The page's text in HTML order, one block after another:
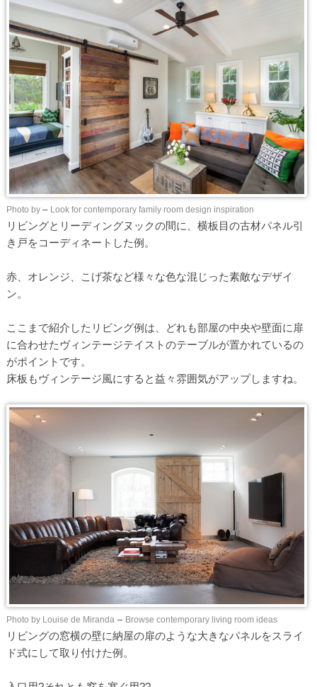
Photo by – Look for contemporary family room design inspiration
リビングとリーディングヌックの間に、横板目の古材パネル引
き戸をコーディネートした例。
赤、オレンジ、こげ茶など様々な色な混じった素敵なデザイ
ン。
ここまで紹介したリビング例は、どれも部屋の中央や壁面に扉
に合わせたヴィンテージテイストのテーブルが置かれているの
がポイントです。
床板もヴィンテージ風にすると益々雰囲気がアップしますね。
Photo by Louise de Miranda– Browse contemporary living room ideas
リビングの窓横の壁に納屋の扉のような大きなパネルをスライ
ド式にして取り付けた例。